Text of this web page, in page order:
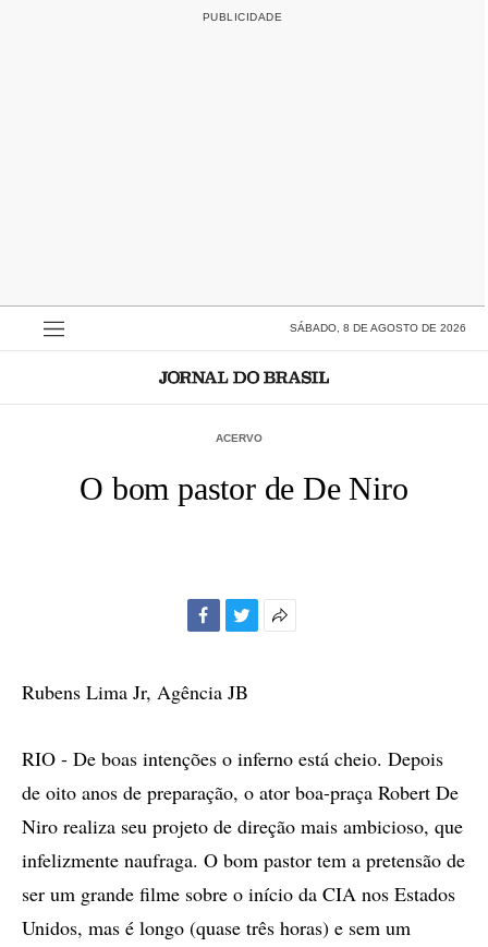
SÁBADO, 8 DE AGOSTO DE 2026
ACERVO
O bom pastor de De Niro
Rubens Lima Jr, Agência JB
RIO - De boas intenções o inferno está cheio. Depois
de oito anos de preparação, o ator boa-praça Robert De
Niro realiza seu projeto de direção mais ambicioso, que
infelizmente naufraga. O bom pastor tem a pretensão de
ser um grande filme sobre o início da CIA nos Estados
Unidos, mas é longo (quase três horas) e sem um